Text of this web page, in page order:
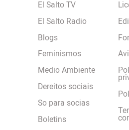
El Salto TV
El Salto Radio
Blogs
Feminismos
Medio Ambiente
Dereitos sociais
So para socias
Boletins